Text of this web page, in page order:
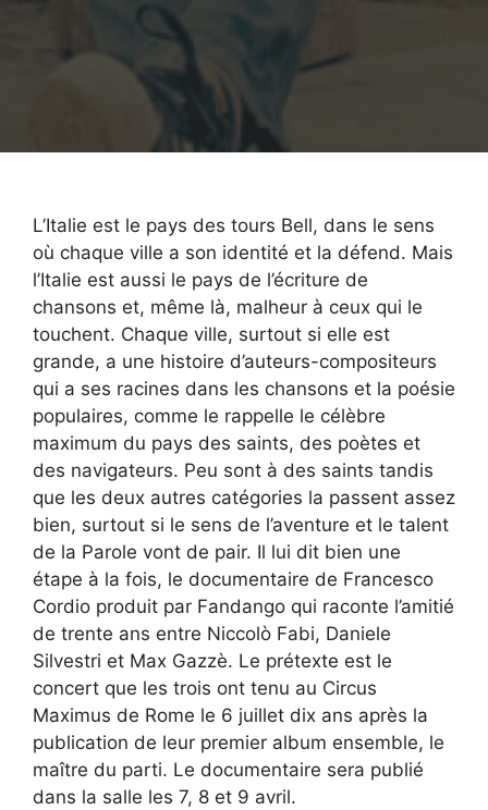
L’Italie est le pays des tours Bell, dans le sens
où chaque ville a son identité et la défend. Mais
l’Italie est aussi le pays de l’écriture de
chansons et, même là, malheur à ceux qui le
touchent. Chaque ville, surtout si elle est
grande, a une histoire d’auteurs-compositeurs
qui a ses racines dans les chansons et la poésie
populaires, comme le rappelle le célèbre
maximum du pays des saints, des poètes et
des navigateurs. Peu sont à des saints tandis
que les deux autres catégories la passent assez
bien, surtout si le sens de l’aventure et le talent
de la Parole vont de pair. Il lui dit bien une
étape à la fois, le documentaire de Francesco
Cordio produit par Fandango qui raconte l’amitié
de trente ans entre Niccolò Fabi, Daniele
Silvestri et Max Gazzè. Le prétexte est le
concert que les trois ont tenu au Circus
Maximus de Rome le 6 juillet dix ans après la
publication de leur premier album ensemble, le
maître du parti. Le documentaire sera publié
dans la salle les 7, 8 et 9 avril.